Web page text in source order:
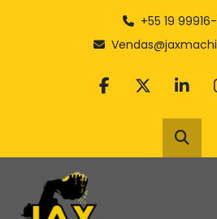
+55 19
facebook
twitter